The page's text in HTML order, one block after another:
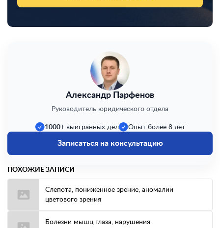
Александр Парфенов
Руководитель юридического отдела
1000+выигранных дел Опыт более 8 лет
Записаться на консультацию
ПОХОЖИЕ ЗАПИСИ
Слепота, пониженное зрение, аномалии
цветового зрения
Болезни мышц глаза, нарушения